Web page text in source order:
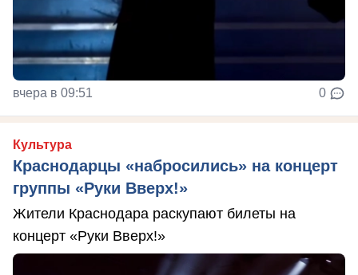
вчера в 09:51 0
Культура
Краснодарцы «набросились» на концерт
группы «Руки Вверх!»
Жители Краснодара раскупают билеты на
концерт «Руки Вверх!»